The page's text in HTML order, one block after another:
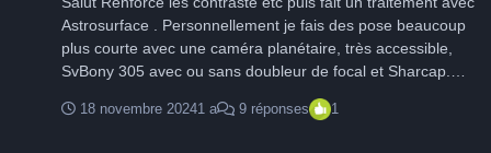
Astrosurface . Personnellement je fais des pose beaucoup
plus courte avec une caméra planétaire, très accessible,
SvBony 305 avec ou sans doubleur de focal et Sharcap.
18 novembre 20241 a 9 réponses 1